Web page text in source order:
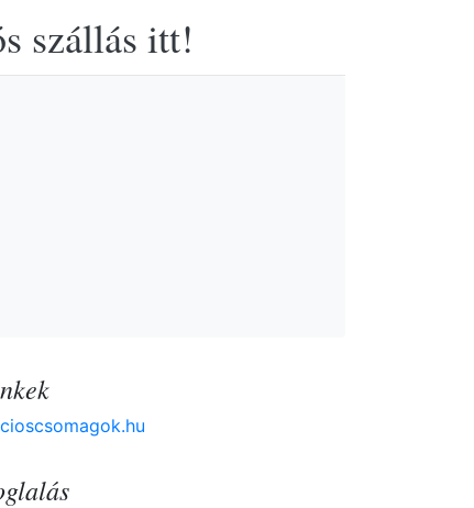
szállás itt!